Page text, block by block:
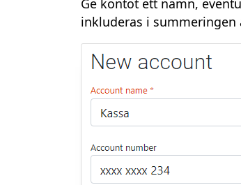
Ge kontot ett namn,
inkluderas i